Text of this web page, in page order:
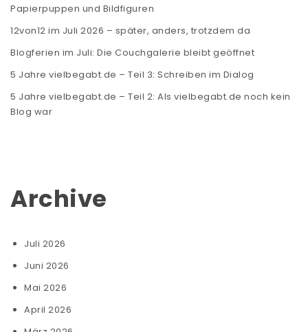
Papierpuppen und Bildfiguren
12von12 im Juli 2026 – später, anders, trotzdem da
Blogferien im Juli: Die Couchgalerie bleibt geöffnet
5 Jahre vielbegabt.de – Teil 3: Schreiben im Dialog
5 Jahre vielbegabt.de – Teil 2: Als vielbegabt.de noch kein
Blog war
Archive
Juli 2026
Juni 2026
Mai 2026
April 2026